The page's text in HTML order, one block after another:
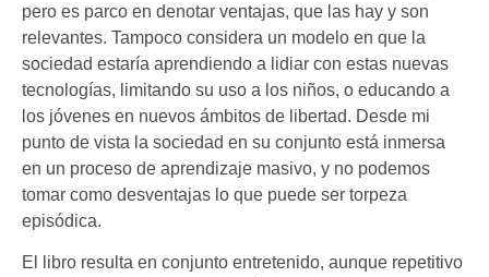
pero es parco en denotar ventajas, que las hay y son
relevantes. Tampoco considera un modelo en que la
sociedad estaría aprendiendo a lidiar con estas nuevas
tecnologías, limitando su uso a los niños, o educando a
los jóvenes en nuevos ámbitos de libertad. Desde mi
punto de vista la sociedad en su conjunto está inmersa
en un proceso de aprendizaje masivo, y no podemos
tomar como desventajas lo que puede ser torpeza
episódica.
El libro resulta en conjunto entretenido, aunque repetitivo